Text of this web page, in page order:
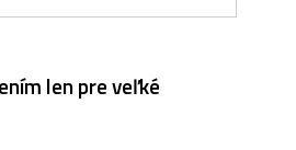
len pre veľké